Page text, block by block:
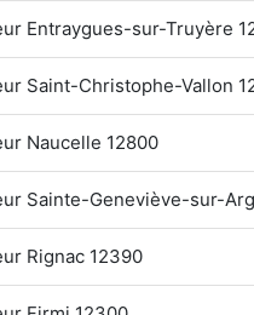
Entraygues-sur-Truyère
Saint-Christophe-Vallon
Naucelle 12800
Sainte-Geneviève-sur-
Rignac 12390